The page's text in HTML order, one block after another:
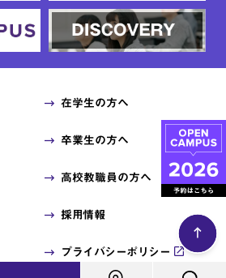
在学生の方へ
卒業生の方へ
高校教職員の方へ
採用情報
プライバシーポリシー